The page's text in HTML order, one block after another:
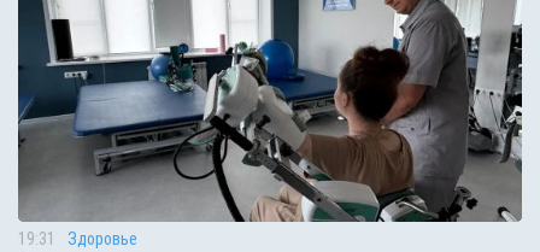
19:31 Здоровье